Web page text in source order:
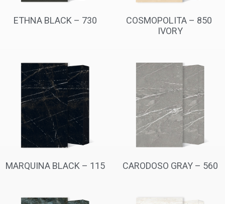
850 – COSMOPOLITA
IVORY
ETHNA BLACK – 730
CARODOSO GRAY – 560
MARQUINA BLACK – 115